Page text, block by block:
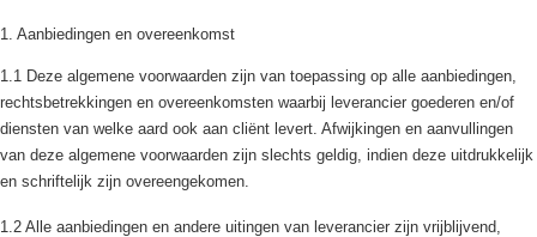
1. Aanbiedingen en overeenkomst
1.1 Deze algemene voorwaarden zijn van toepassing op alle aanbiedingen,
rechtsbetrekkingen en overeenkomsten waarbij leverancier goederen en/of
diensten van welke aard ook aan cliënt levert. Afwijkingen en aanvullingen
van deze algemene voorwaarden zijn slechts geldig, indien deze uitdrukkelijk
en schriftelijk zijn overeengekomen.
1.2 Alle aanbiedingen en andere uitingen van leverancier zijn vrijblijvend,